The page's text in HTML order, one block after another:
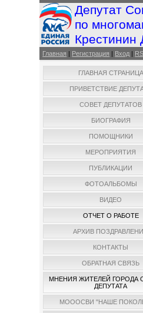
Депутат
по
Крестинин
Главная | Регистрация | Вход |
ГЛАВНАЯ СТРАНИЦА
ПРИВЕТСТВИЕ
СОВЕТ ДЕПУТАТОВ
БИОГРАФИЯ
ПОМОЩНИКИ
МЕРОПРИЯТИЯ
ПУБЛИКАЦИИ
ФОТОАЛЬБОМЫ
ВИДЕО
ОТЧЕТ О РАБОТЕ
АРХИВ
КОНТАКТЫ
ОБРАТНАЯ СВЯЗЬ
МНЕНИЯ ЖИТЕЛЕЙ ГОРОДА
ДЕПУТАТА
МОООСВИ "НАШЕ